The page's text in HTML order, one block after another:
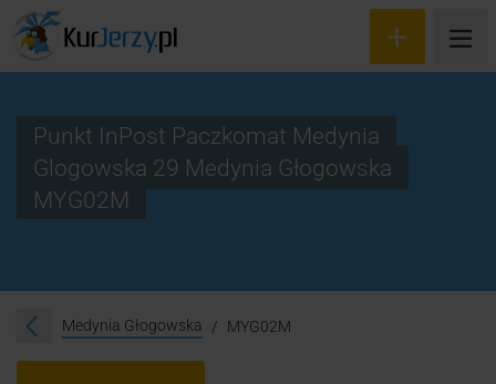
Śledzenie przesyłki
Blog
Punkt InPost Paczkomat Medynia
Glogowska 29 Medynia Głogowska
MYG02M
Medynia Głogowska MYG02M